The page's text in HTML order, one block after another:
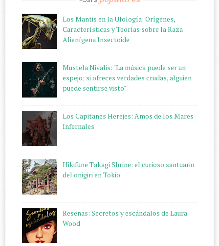
Los Mantis en la Ufología: Orígenes,
Características y Teorías sobre la Raza
Alienígena Insectoide
Mustela Nivalis: "La música puede ser un
espejo; si ofreces verdades crudas, alguien
puede sentirse visto"
Los Capitanes Herejes: Amos de los Mares
Infernales
Hikifune Takagi Shrine: el curioso santuario
del onigiri en Tokio
Reseñas: Secretos y escándalos de Laura
Wood